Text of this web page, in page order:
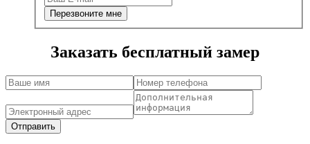
Заказать бесплатный замер